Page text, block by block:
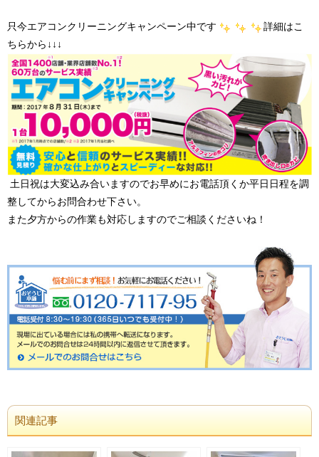
只今エアコンクリーニングキャンペーン中です
詳細はこ
ちらから↓↓↓
土日祝は大変込み合いますのでお早めにお電話頂くか平日日程を調
整してからお問合わせ下さい。
また夕方からの作業も対応しますのでご相談くださいね！
関連記事